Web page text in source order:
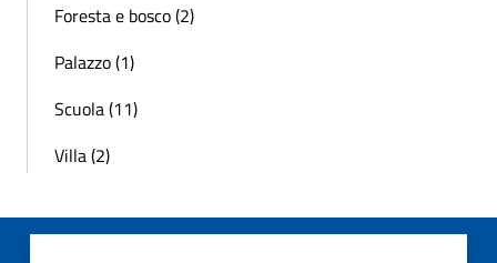
Foresta e bosco (2)
Palazzo (1)
Scuola (11)
Villa (2)